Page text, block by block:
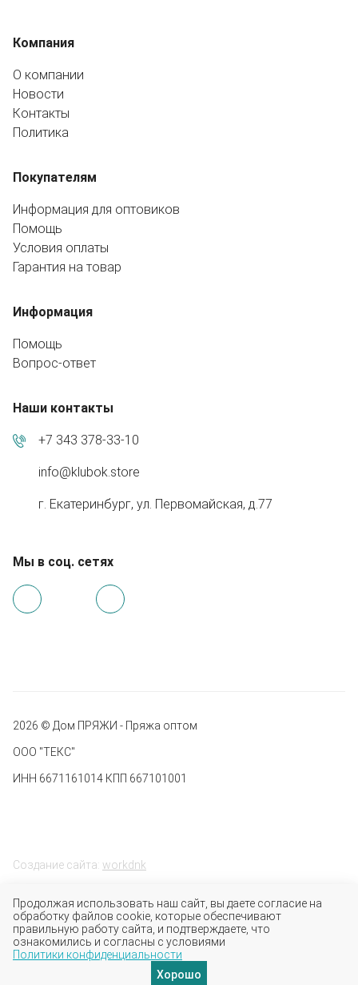
Компания
О компании
Новости
Контакты
Политика
Покупателям
Информация для оптовиков
Помощь
Условия оплаты
Гарантия на товар
Информация
Помощь
Вопрос-ответ
Наши контакты
+7 343 378-33-10
info@klubok.store
г. Екатеринбург, ул. Первомайская, д.77
Мы в соц. сетях
2026 © Дом ПРЯЖИ - Пряжа оптом
ООО "ТЕКС"
ИНН 6671161014 КПП 667101001
Создание сайта: workdnk
Продолжая использовать наш сайт, вы даете согласие на
обработку файлов cookie, которые обеспечивают
правильную работу сайта, и подтверждаете, что
ознакомились и согласны с условиями
Политики конфиденциальности
Хорошо